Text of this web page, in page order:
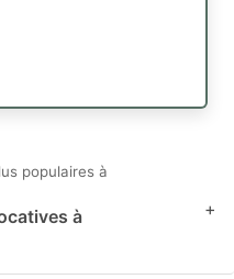
populaires à
à
+